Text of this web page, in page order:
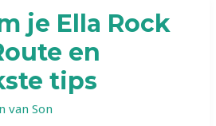
je Ella Rock
en
tips
van Son